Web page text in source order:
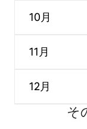
10月
11月
12月
そ